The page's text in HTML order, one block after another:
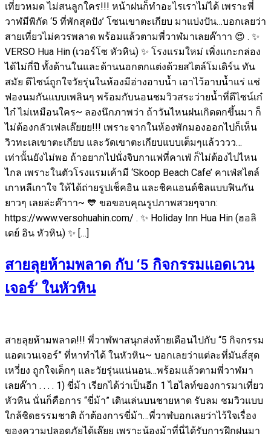
เที่ยวหมด ไม่สนลูกใคร!!! หน้าฝนก็ทำอะไรเราไม่ได้ เพราะพี่
วาฬมีพิกัด ‘5 ที่พักสุดปัง’ โซนเขาตะเกียบ มาแบ่งปัน…บอกเลยว่า
สายเที่ยวไม่ควรพลาด พร้อมแล้วตามพี่วาฬมาเลยค๊าาา 😍 . ✨
VERSO Hua Hin (เวอร์โซ หัวหิน) ✨ โรงแรมใหม่ เพิ่งแกะกล่อง
ได้ไม่กี่ปี ทั้งด้านในและด้านนอกตกแต่งด้วยสไตล์โมเดิร์น ทัน
สมัย ดีไซน์ถูกใจวัยรุ่นในห้องมีอ่างอาบน้ำ เอาไว้อาบน้ำแร่ แช่
ฟองนมกันแบบเพลินๆ พร้อมกับนอนชมวิวสระว่ายน้ำที่ดีไซน์เก๋
ไก๋ ไม่เหมือนใคร~ ลองนึกภาพว่า ถ้าวันไหนฝนเกิดตกขึ้นมา ก็
ไม่ต้องกลัวเฟลเล๊ยยย!!! เพราะจากในห้องพักมองออกไปก็เห็น
วิวทะเลเขาตะเกียบ และวัดเขาตะเกียบแบบเต็มๆแล้วววว…
เท่านั้นยังไม่พอ ถ้าอยากไปนั่งจิบกาแฟที่คาเฟ่ ก็ไม่ต้องไปไหน
ไกล เพราะในตัวโรงแรมเค้ามี ‘Skoop Beach Cafe’ คาเฟ่สไตล์
เกาหลีเกาใจ ให้ได้ถ่ายรูปเช็คอิน และชิคแอนด์ชิลแบบฟินกัน
ยาวๆ เลยล่ะค๊าาา~ 💙 ขอขอบคุณรูปภาพสวยๆจาก:
https://www.versohuahin.com/ . ✨ Holiday Inn Hua Hin (ฮอลิ
เดย์ อิน หัวหิน) ✨ […]
สายลุยห้ามพลาด กับ ‘5 กิจกรรมแอดเวน
เจอร์’ ในหัวหิน
สายลุยห้ามพลาด!!! พี่วาฬพาสนุกส่งท้ายเดือนไปกับ “5 กิจกรรม
แอดเวนเจอร์” ที่หาทำได้ ในหัวหิน~ บอกเลยว่าแต่ละที่มันส์สุด
เหวี่ยง ถูกใจเด็กๆ และวัยรุ่นแน่นอน…พร้อมแล้วตามพี่วาฬมา
เลยค๊าา . . . . 1) ขี่ม้า เรียกได้ว่าเป็นอีก 1 ไฮไลท์ของการมาเที่ยว
หัวหิน นั่นก็คือการ “ขี่ม้า” เดินเล่นบนชายหาด รับลม ชมวิวแบบ
ใกล้ชิดธรรมชาติ ถ้าต้องการขี่ม้า…พี่วาฬบอกเลยว่าไว้ใจเรื่อง
ของความปลอดภัยได้เล๊ยย เพราะน้องม้าที่นี่ได้รับการฝึกฝนมา